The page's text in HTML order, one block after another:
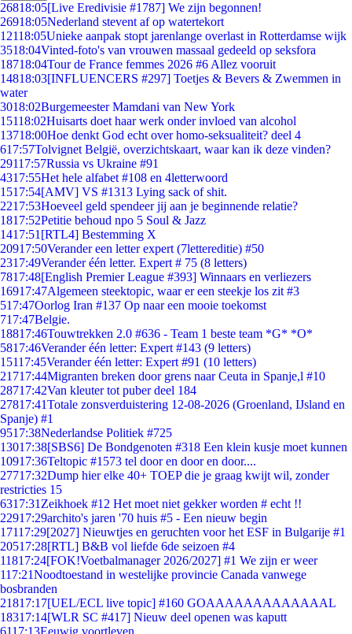
26818:05[Live Eredivisie #1787] We zijn begonnen!
26918:05Nederland stevent af op watertekort
12118:05Unieke aanpak stopt jarenlange overlast in Rotterdamse wijk
3518:04Vinted-foto's van vrouwen massaal gedeeld op seksfora
18718:04Tour de France femmes 2026 #6 Allez vooruit
14818:03[INFLUENCERS #297] Toetjes & Bevers & Zwemmen in
water
3018:02Burgemeester Mamdani van New York
15118:02Huisarts doet haar werk onder invloed van alcohol
13718:00Hoe denkt God echt over homo-seksualiteit? deel 4
617:57Tolvignet België, overzichtskaart, waar kan ik deze vinden?
29117:57Russia vs Ukraine #91
4317:55Het hele alfabet #108 en 4letterwoord
1517:54[AMV] VS #1313 Lying sack of shit.
2217:53Hoeveel geld spendeer jij aan je beginnende relatie?
1817:52Petitie behoud npo 5 Soul & Jazz
1417:51 [RTL4] Bestemming X
20917:50Verander een letter expert (7lettereditie) #50
2317:49Verander één letter. Expert # 75 (8 letters)
7817:48[English Premier League #393] Winnaars en verliezers
16917:47Algemeen steektopic, waar er een steekje los zit #3
517:47Oorlog Iran #137 Op naar een mooie toekomst
717:47Belgie.
18817:46Touwtrekken 2.0 #636 - Team 1 beste team *G* *O*
5817:46Verander één letter: Expert #143 (9 letters)
15117:45Verander één letter: Expert #91 (10 letters)
21717:44Migranten breken door grens naar Ceuta in Spanje,l #10
28717:42Van kleuter tot puber deel 184
27817:41Totale zonsverduistering 12-08-2026 (Groenland, IJsland en
Spanje) #1
9517:38Nederlandse Politiek #725
13017:38[SBS6] De Bondgenoten #318 Een klein kusje moet kunnen
10917:36Teltopic #1573 tel door en door en door....
27717:32Dump hier elke 40+ TOEP die je graag kwijt wil, zonder
restricties 15
6317:31 Zeikhoek #12 Het moet niet gekker worden # echt !!
22917:29archito's jaren '70 huis #5 - Een nieuw begin
17117:29[2027] Nieuwtjes en geruchten voor het ESF in Bulgarije #1
20517:28[RTL] B&B vol liefde 6de seizoen #4
11817:24[FOK!Voetbalmanager 2026/2027] #1 We zijn er weer
117:21Noodtoestand in westelijke provincie Canada vanwege
bosbranden
21817:17[UEL/ECL live topic] #160 GOAAAAAAAAAAAAAL
18317:14[WLR SC #417] Nieuw deel openen was kaputt
6117:13Eeuwig voortleven